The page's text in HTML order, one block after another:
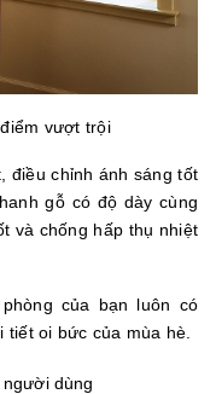
vượt trội
điều chỉnh ánh sáng tốt
gỗ có độ dày cùng
và chống hấp thụ nhiệt
của bạn luôn có
oi bức của mùa hè.
dùng